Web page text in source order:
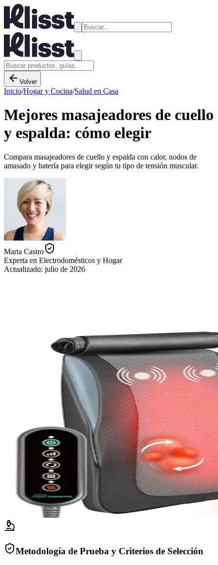
Volver
Inicio/Hogar y Cocina/Salud en Casa
Mejores masajeadores de cuello
y espalda: cómo elegir
Compara masajeadores de cuello y espalda con calor, nodos de
amasado y batería para elegir según tu tipo de tensión muscular.
Marta Castro
Experta en Electrodomésticos y Hogar
Actualizado: julio de 2026
Metodología de Prueba y Criterios de Selección